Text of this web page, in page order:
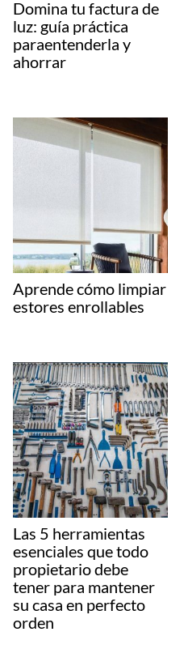
Domina tu factura de
luz: guía práctica
paraentenderla y
ahorrar
Aprende cómo limpiar
estores enrollables
Las 5 herramientas
esenciales que todo
propietario debe
tener para mantener
su casa en perfecto
orden